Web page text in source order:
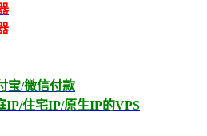
宝/微信付款
IP/住宅IP/原生IP的VPS